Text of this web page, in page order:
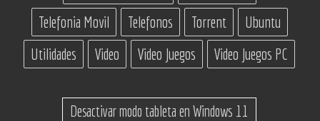
Telefonia Movil
Telefonos Torrent
Ubuntu
Utilidades
Video Video Juegos Video Juegos PC
Desactivar modo tableta en Windows 11